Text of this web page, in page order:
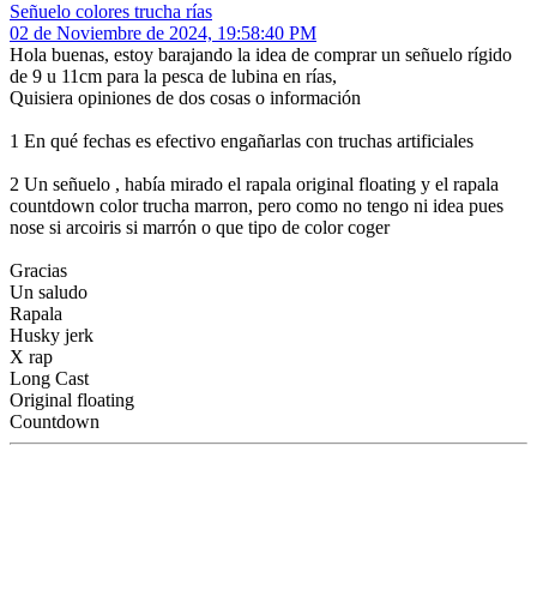
Señuelo colores trucha rías
02 de Noviembre de 2024, 19:58:40 PM
Hola buenas, estoy barajando la idea de comprar un señuelo rígido
de 9 u 11cm para la pesca de lubina en rías,
Quisiera opiniones de dos cosas o información
1 En qué fechas es efectivo engañarlas con truchas artificiales
2 Un señuelo , había mirado el rapala original floating y el rapala
countdown color trucha marron, pero como no tengo ni idea pues
nose si arcoiris si marrón o que tipo de color coger
Gracias
Un saludo
Rapala
Husky jerk
X rap
Long Cast
Original floating
Countdown